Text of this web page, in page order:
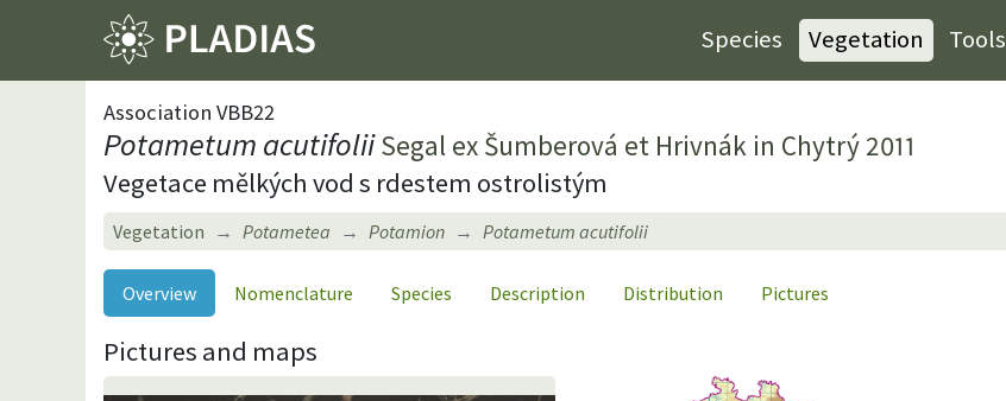
Species Vegetation Tools
Association VBB22
Potametum acutifolii Segal ex Šumberová et Hrivnák in Chytrý 2011
Vegetace mělkých vod s rdestem ostrolistým
Vegetation Potametea Potamion Potametum acutifolii
Overview Nomenclature Species Description Distribution Pictures
Pictures and maps